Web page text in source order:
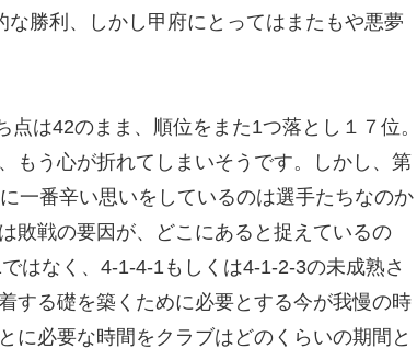
勝利、しかし甲府にとってはまたもや悪夢
は42のまま、順位をまた1つ落とし１７位。
もう心が折れてしまいそうです。しかし、第
一番辛い思いをしているのは選手たちなのか
敗戦の要因が、どこにあると捉えているの
はなく、4-1-4-1もしくは4-1-2-3の未成熟さ
する礎を築くために必要とする今が我慢の時
に必要な時間をクラブはどのくらいの期間と